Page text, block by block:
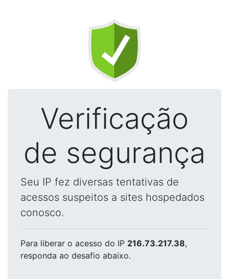
Verificação
de segurança
Seu IP fez diversas tentativas de
acessos suspeitos a sites hospedados
conosco.
Para liberar o acesso do IP 216.73.217.38,
responda ao desafio abaixo.